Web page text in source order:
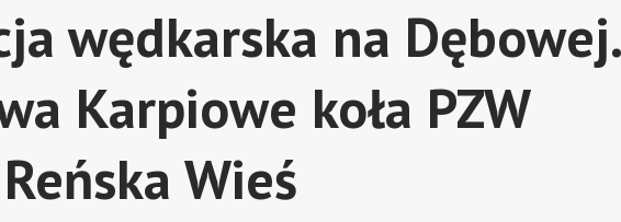
wędkarska na Dębowej.
Karpiowe koła PZW
Wieś